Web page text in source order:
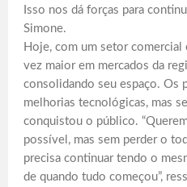
Isso nos dá forças para
Simone.
Hoje, com um setor comercial
vez maior em mercados da
consolidando seu espaço. Os
melhorias tecnológicas, mas
conquistou o público.
possível, mas sem perder o
precisa continuar tendo o
de quando tudo começou”,